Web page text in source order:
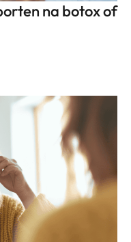
na botox of